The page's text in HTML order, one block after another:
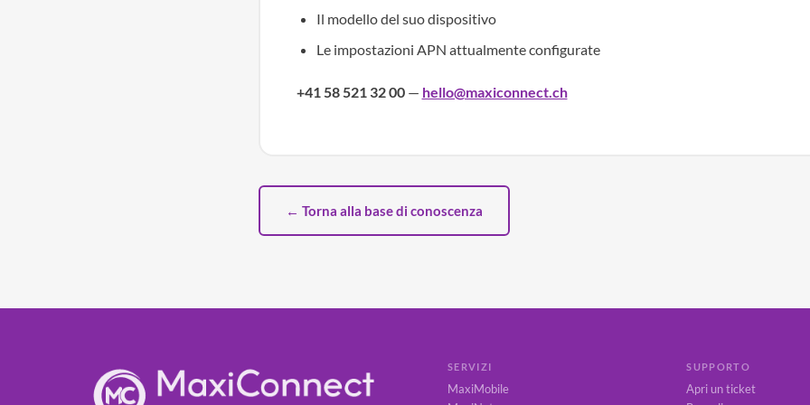
Il modello del suo dispositivo
Le impostazioni APN attualmente configurate
+41 58 521 32 00— hello@maxiconnect.ch
← Torna alla base di conoscenza
SERVIZI
MaxiMobile
SUPPORTO
Apri un ticket